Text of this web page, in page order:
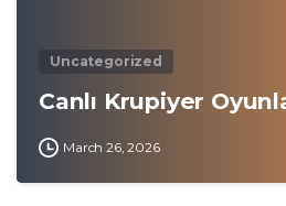
Uncategorized
Canlı Krupiyer
March 26, 2026